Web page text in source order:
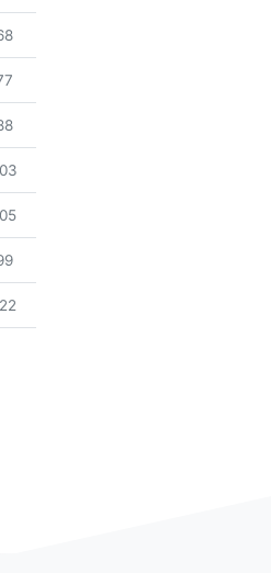
회
회
회
회
회
회
회